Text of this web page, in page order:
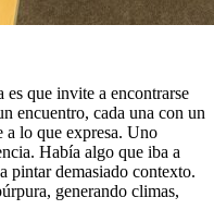
que invite a encontrarse
encuentro, cada una con un
a lo que expresa. Uno
Había algo que iba a
pintar demasiado contexto.
generando climas,